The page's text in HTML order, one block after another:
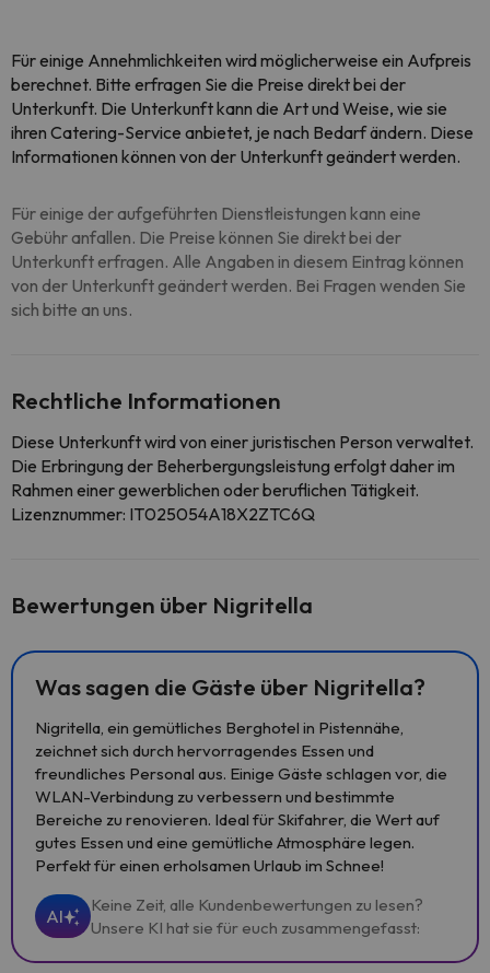
Für einige Annehmlichkeiten wird möglicherweise ein Aufpreis
berechnet. Bitte erfragen Sie die Preise direkt bei der
Unterkunft. Die Unterkunft kann die Art und Weise, wie sie
ihren Catering-Service anbietet, je nach Bedarf ändern. Diese
Informationen können von der Unterkunft geändert werden.
Für einige der aufgeführten Dienstleistungen kann eine
Gebühr anfallen. Die Preise können Sie direkt bei der
Unterkunft erfragen. Alle Angaben in diesem Eintrag können
von der Unterkunft geändert werden. Bei Fragen wenden Sie
sich bitte an uns.
Rechtliche Informationen
Diese Unterkunft wird von einer juristischen Person verwaltet.
Die Erbringung der Beherbergungsleistung erfolgt daher im
Rahmen einer gewerblichen oder beruflichen Tätigkeit.
Lizenznummer: IT025054A18X2ZTC6Q
Bewertungen über Nigritella
Was sagen die Gäste über Nigritella?
Nigritella, ein gemütliches Berghotel in Pistennähe,
zeichnet sich durch hervorragendes Essen und
freundliches Personal aus. Einige Gäste schlagen vor, die
WLAN-Verbindung zu verbessern und bestimmte
Bereiche zu renovieren. Ideal für Skifahrer, die Wert auf
gutes Essen und eine gemütliche Atmosphäre legen.
Perfekt für einen erholsamen Urlaub im Schnee!
AI
Keine Zeit, alle Kundenbewertungen zu lesen?
Unsere KI hat sie für euch zusammengefasst: